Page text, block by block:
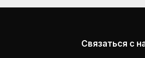
Связаться с